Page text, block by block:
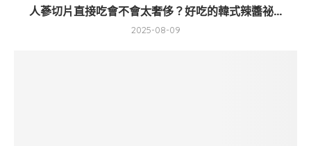
人蔘切片直接吃會不會太奢侈？好吃的韓式辣醬祕...
2025-08-09